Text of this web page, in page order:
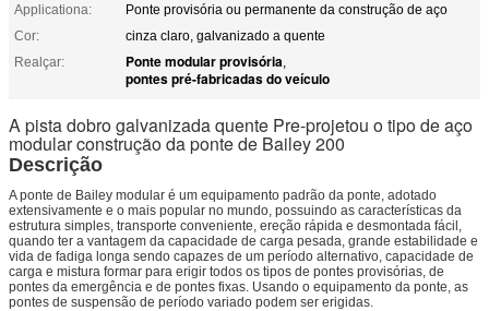
Applicationa:
Ponte provisória ou permanente da construção de aço
Cor:
cinza claro, galvanizado a quente
Realçar:
Ponte modular provisória,
pontes pré-fabricadas do veículo
A pista dobro galvanizada quente Pre-projetou o tipo de aço
modular construção da ponte de Bailey 200
Descrição
A ponte de Bailey modular é um equipamento padrão da ponte, adotado
extensivamente e o mais popular no mundo, possuindo as características da
estrutura simples, transporte conveniente, ereção rápida e desmontada fácil,
quando ter a vantagem da capacidade de carga pesada, grande estabilidade e
vida de fadiga longa sendo capazes de um período alternativo, capacidade de
carga e mistura formar para erigir todos os tipos de pontes provisórias, de
pontes da emergência e de pontes fixas. Usando o equipamento da ponte, as
pontes de suspensão de período variado podem ser erigidas.